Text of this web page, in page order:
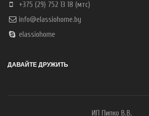
+375 (29) 752 13 18 (мтс)
info@elassiohome.by
elassiohome
ДАВАЙТЕ ДРУЖИТЬ
ИП Пипко В.В.